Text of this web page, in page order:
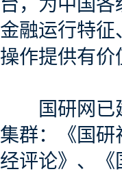
台，为中国
金融运行特
操作提供有价
国研网已建
集群：《国
经评论》、